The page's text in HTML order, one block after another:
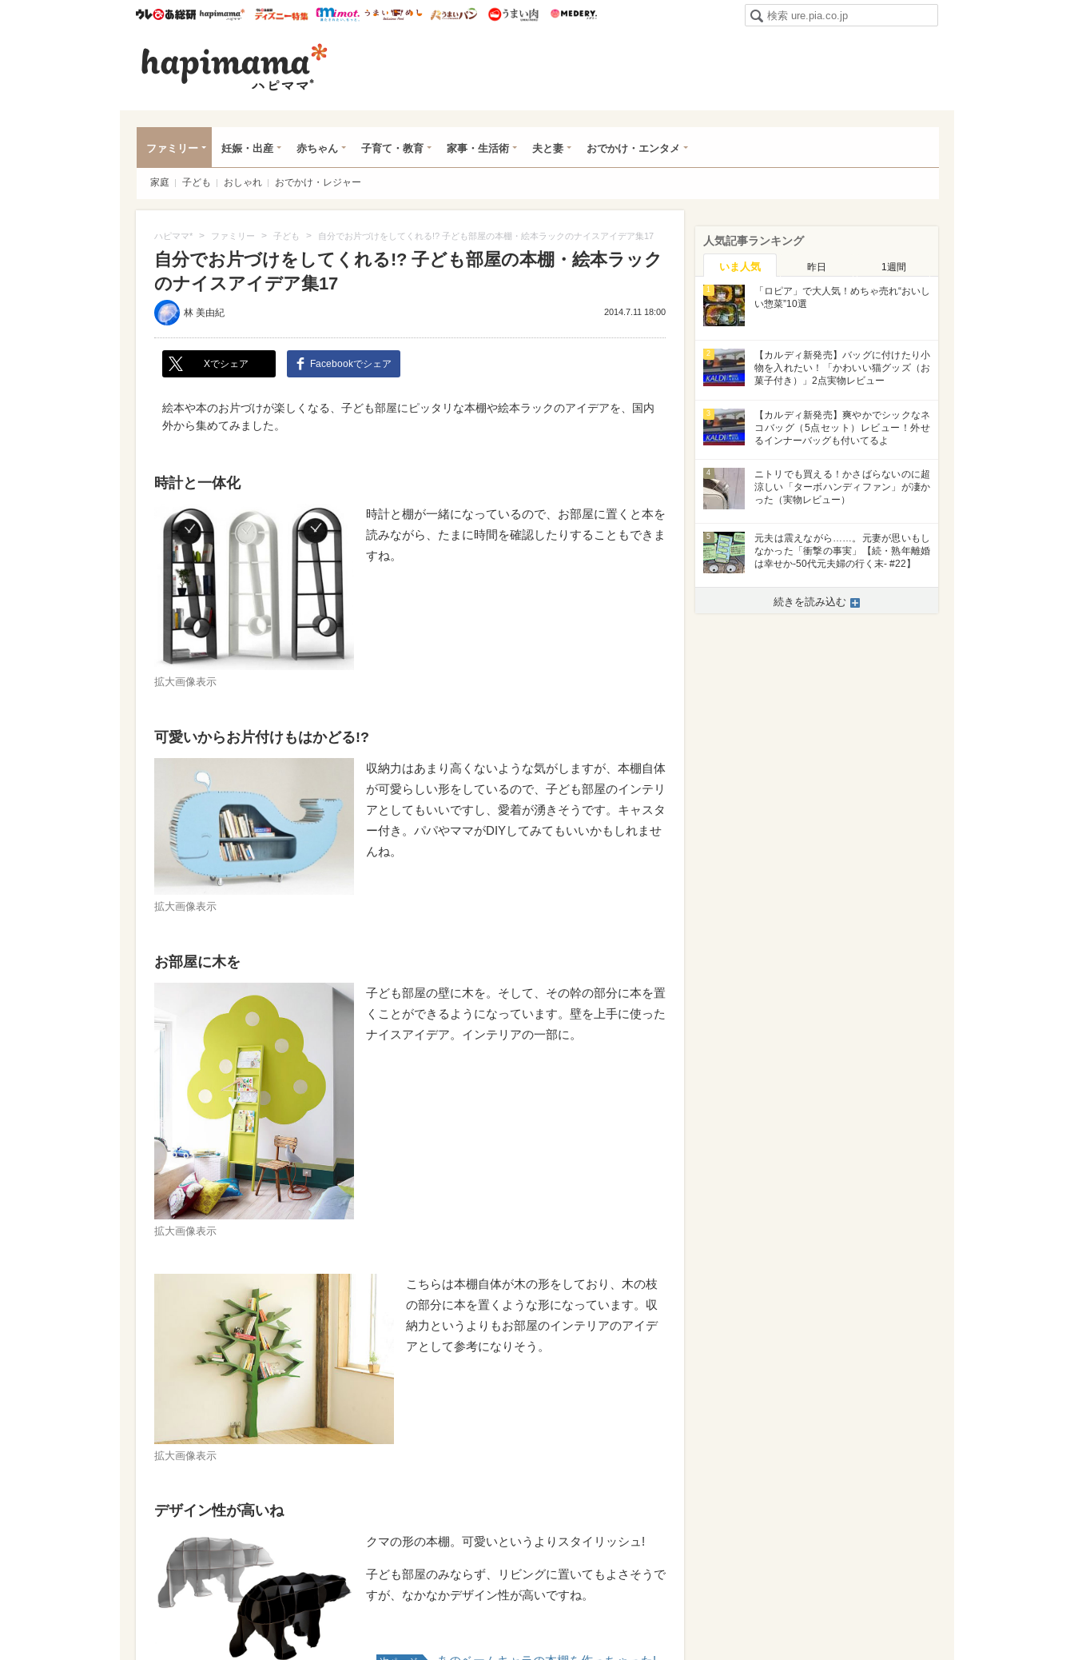
ウレぴあ総研ハピママ* ウレぴあ総研 ディズニー特集
mimot. うまいめし うまいパン うまい肉
ファミリー 妊娠・出産 赤ちゃん 子育て・教育 家事・生活術 夫と妻 おでかけ・エンタメ
家庭 子ども おしゃれ おでかけ・レジャー
ハピママ* > ファミリー > 子ども > 自分でお片づけをしてくれる!? 子ども部屋の本棚・絵本ラックのナイスアイデア集17
自分でお片づけをしてくれる!? 子ども部屋の本棚・絵本ラック
のナイスアイデア集17
林 美由紀 2014.7.11 18:00
Xでシェア Facebookでシェア
絵本や本のお片づけが楽しくなる、子ども部屋にピッタリな本棚や絵本ラックのアイデアを、国内
外から集めてみました。
時計と一体化
拡大画像表示
時計と棚が一緒になっているので、お部屋に置くと本を
読みながら、たまに時間を確認したりすることもできま
すね。
可愛いからお片付けもはかどる!?
拡大画像表示
収納力はあまり高くないような気がしますが、本棚自体
が可愛らしい形をしているので、子ども部屋のインテリ
アとしてもいいですし、愛着が湧きそうです。キャスタ
ー付き。パパやママがDIYしてみてもいいかもしれませ
んね。
お部屋に木を
拡大画像表示
子ども部屋の壁に木を。そして、その幹の部分に本を置
くことができるようになっています。壁を上手に使った
ナイスアイデア。インテリアの一部に。
拡大画像表示
こちらは本棚自体が木の形をしており、木の枝
の部分に本を置くような形になっています。収
納力というよりもお部屋のインテリアのアイデ
アとして参考になりそう。
デザイン性が高いね
クマの形の本棚。可愛いというよりスタイリッシュ!
子ども部屋のみならず、リビングに置いてもよさそうで
すが、なかなかデザイン性が高いですね。
人気記事ランキング
いま人気 昨日 1週間
1
「ロピア」で大人気！めちゃ売れ“おいし
い惣菜”10選
2
【カルディ新発売】バッグに付けたり小
物を入れたい！「かわいい猫グッズ（お
菓子付き）」2点実物レビュー
3
【カルディ新発売】爽やかでシックなネ
コバッグ（5点セット）レビュー！外せ
るインナーバッグも付いてるよ
4
ニトリでも買える！かさばらないのに超
涼しい「ターボハンディファン」が凄か
った（実物レビュー）
5
元夫は震えながら……。元妻が思いもし
なかった「衝撃の事実」【続・熟年離婚
は幸せか-50代元夫婦の行く末- #22】
続きを読み込む